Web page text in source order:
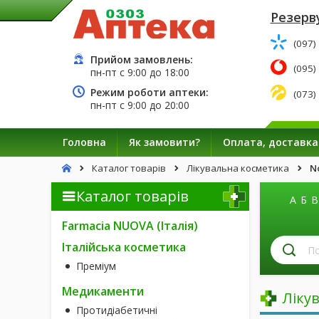
Прийом замовлень:
пн-пт с9:00 до 18:00
Режим роботи аптеки:
пн-пт с9:00 до 20:00
(097)
(095)
(073)
Головна Як замовити? Оплата, доставка
Каталог товарів Лікувальна косметика
Каталог товарів
Farmacia NUOVA (Італія)
Італійська косметика
Преміум
Медикаменти
Протидіабетичні
А Б В
за